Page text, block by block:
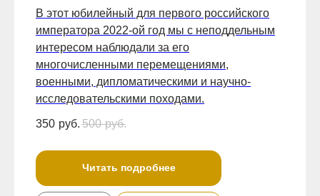
В этот юбилейный для первого российского
императора 2022-ой год мы с неподдельным
интересом наблюдали за его
многочисленными перемещениями,
военными, дипломатическими и научно-
исследовательскими походами.
350 руб. 500 руб.
Читать подробнее